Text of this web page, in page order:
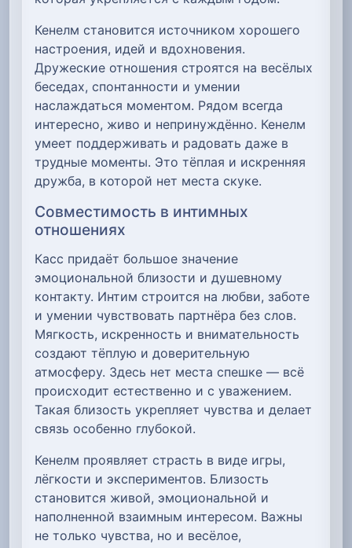
Кенелм становится источником хорошего
настроения, идей и вдохновения.
Дружеские отношения строятся на весёлых
беседах, спонтанности и умении
наслаждаться моментом. Рядом всегда
интересно, живо и непринуждённо. Кенелм
умеет поддерживать и радовать даже в
трудные моменты. Это тёплая и искренняя
дружба, в которой нет места скуке.
Совместимость в интимных
отношениях
Касс придаёт большое значение
эмоциональной близости и душевному
контакту. Интим строится на любви, заботе
и умении чувствовать партнёра без слов.
Мягкость, искренность и внимательность
создают тёплую и доверительную
атмосферу. Здесь нет места спешке — всё
происходит естественно и с уважением.
Такая близость укрепляет чувства и делает
связь особенно глубокой.
Кенелм проявляет страсть в виде игры,
лёгкости и экспериментов. Близость
становится живой, эмоциональной и
наполненной взаимным интересом. Важны
не только чувства, но и весёлое,